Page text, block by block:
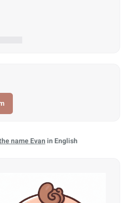
name Evanin English